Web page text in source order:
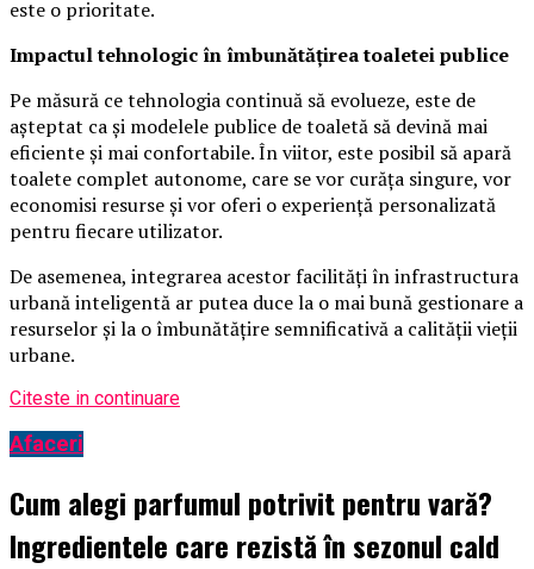
este o prioritate.
Impactul tehnologic în îmbunătățirea toaletei publice
Pe măsură ce tehnologia continuă să evolueze, este de
așteptat ca și modelele publice de toaletă să devină mai
eficiente și mai confortabile. În viitor, este posibil să apară
toalete complet autonome, care se vor curăța singure, vor
economisi resurse și vor oferi o experiență personalizată
pentru fiecare utilizator.
De asemenea, integrarea acestor facilități în infrastructura
urbană inteligentă ar putea duce la o mai bună gestionare a
resurselor și la o îmbunătățire semnificativă a calității vieții
urbane.
Citeste in continuare
Afaceri
Cum alegi parfumul potrivit pentru vară?
Ingredientele care rezistă în sezonul cald